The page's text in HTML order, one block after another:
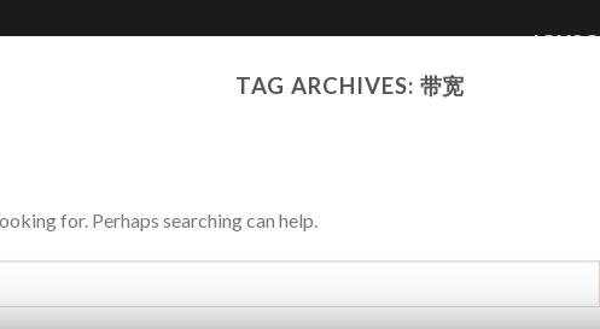
JOYSO
TAG ARCHIVES: 带宽
for. Perhaps searching can help.